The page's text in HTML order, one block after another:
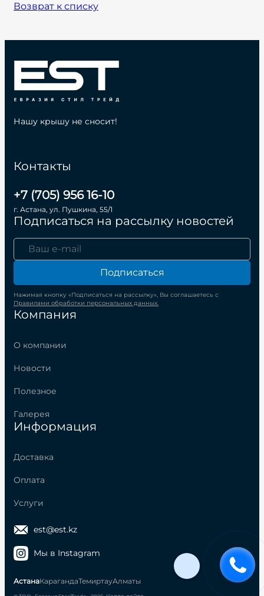
Возврат к списку
Компания
О компании
Новости
Полезное
Галерея
Информация
Доставка
Оплата
Услуги
Контакты
+7 (705) 956 16-10
г. Астана, ул. Пушкина, 55/1
Подписаться на рассылку новостей
Подписаться
Нажимая кнопку «Подписаться на рассылку», Вы соглашаетесь с
Правилами обработки персональных данных.
Нашу крышу не сносит!
est@est.kz
Мы в Instagram
АстанаКарагандаТемиртауАлматы